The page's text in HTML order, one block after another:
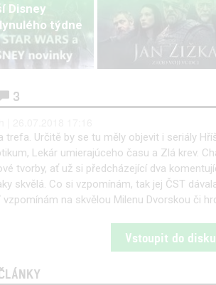
Disney
týdne
3
trefa. Určitě by se tu měly objevit i seriály
Lekár umierajúceho času a Zlá krev.
tvorby, ať už si předcházející dva
skvělá. Co si vzpomínám, tak jej ČST
vzpomínám na skvělou Milenu Dvorskou či
Vstoupit do